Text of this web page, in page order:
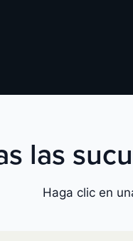
las
Haga clic en